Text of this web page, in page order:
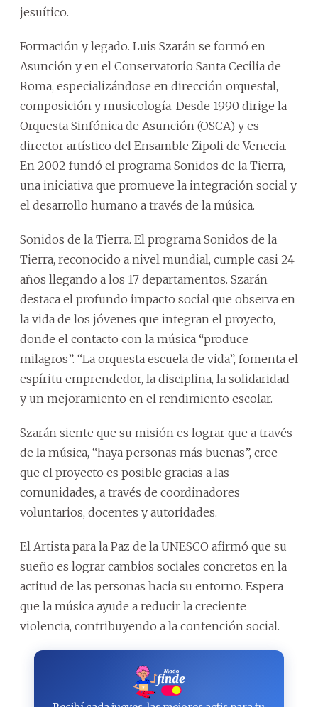
jesuítico.
Formación y legado. Luis Szarán se formó en
Asunción y en el Conservatorio Santa Cecilia de
Roma, especializándose en dirección orquestal,
composición y musicología. Desde 1990 dirige la
Orquesta Sinfónica de Asunción (OSCA) y es
director artístico del Ensamble Zipoli de Venecia.
En 2002 fundó el programa Sonidos de la Tierra,
una iniciativa que promueve la integración social y
el desarrollo humano a través de la música.
Sonidos de la Tierra. El programa Sonidos de la
Tierra, reconocido a nivel mundial, cumple casi 24
años llegando a los 17 departamentos. Szarán
destaca el profundo impacto social que observa en
la vida de los jóvenes que integran el proyecto,
donde el contacto con la música “produce
milagros”. “La orquesta escuela de vida”, fomenta el
espíritu emprendedor, la disciplina, la solidaridad
y un mejoramiento en el rendimiento escolar.
Szarán siente que su misión es lograr que a través
de la música, “haya personas más buenas”, cree
que el proyecto es posible gracias a las
comunidades, a través de coordinadores
voluntarios, docentes y autoridades.
El Artista para la Paz de la UNESCO afirmó que su
sueño es lograr cambios sociales concretos en la
actitud de las personas hacia su entorno. Espera
que la música ayude a reducir la creciente
violencia, contribuyendo a la contención social.